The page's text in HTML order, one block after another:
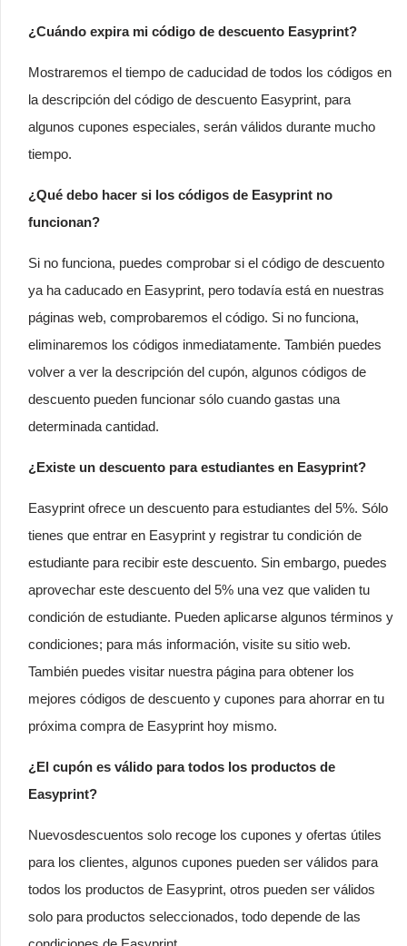
¿Cuándo expira mi código de descuento Easyprint?
Mostraremos el tiempo de caducidad de todos los códigos en
la descripción del código de descuento Easyprint, para
algunos cupones especiales, serán válidos durante mucho
tiempo.
¿Qué debo hacer si los códigos de Easyprint no
funcionan?
Si no funciona, puedes comprobar si el código de descuento
ya ha caducado en Easyprint, pero todavía está en nuestras
páginas web, comprobaremos el código. Si no funciona,
eliminaremos los códigos inmediatamente. También puedes
volver a ver la descripción del cupón, algunos códigos de
descuento pueden funcionar sólo cuando gastas una
determinada cantidad.
¿Existe un descuento para estudiantes en Easyprint?
Easyprint ofrece un descuento para estudiantes del 5%. Sólo
tienes que entrar en Easyprint y registrar tu condición de
estudiante para recibir este descuento. Sin embargo, puedes
aprovechar este descuento del 5% una vez que validen tu
condición de estudiante. Pueden aplicarse algunos términos y
condiciones; para más información, visite su sitio web.
También puedes visitar nuestra página para obtener los
mejores códigos de descuento y cupones para ahorrar en tu
próxima compra de Easyprint hoy mismo.
¿El cupón es válido para todos los productos de
Easyprint?
Nuevosdescuentos solo recoge los cupones y ofertas útiles
para los clientes, algunos cupones pueden ser válidos para
todos los productos de Easyprint, otros pueden ser válidos
solo para productos seleccionados, todo depende de las